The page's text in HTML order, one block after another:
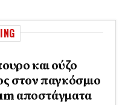
και ούζο
στoν παγκόσμιο
αποστάγματα